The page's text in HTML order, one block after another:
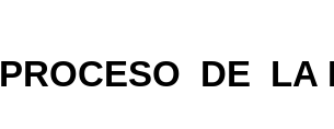
PROCESO DE LA